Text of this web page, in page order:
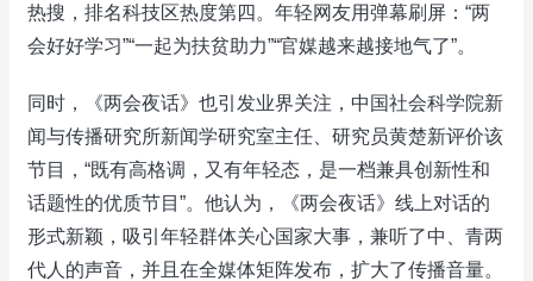
热搜，排名科技区热度第四。年轻网友用弹幕刷屏：“两
会好好学习”“一起为扶贫助力”“官媒越来越接地气了”。
同时，《两会夜话》也引发业界关注，中国社会科学院新
闻与传播研究所新闻学研究室主任、研究员黄楚新评价该
节目，“既有高格调，又有年轻态，是一档兼具创新性和
话题性的优质节目”。他认为，《两会夜话》线上对话的
形式新颖，吸引年轻群体关心国家大事，兼听了中、青两
代人的声音，并且在全媒体矩阵发布，扩大了传播音量。